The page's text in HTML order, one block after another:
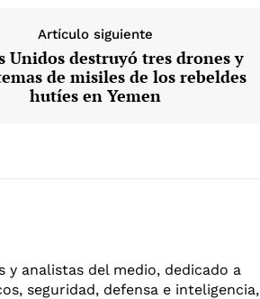
Artículo siguiente
Unidos destruyó tres drones y
de misiles de los rebeldes
hutíes en Yemen
y analistas del medio, dedicado a
seguridad, defensa e inteligencia,